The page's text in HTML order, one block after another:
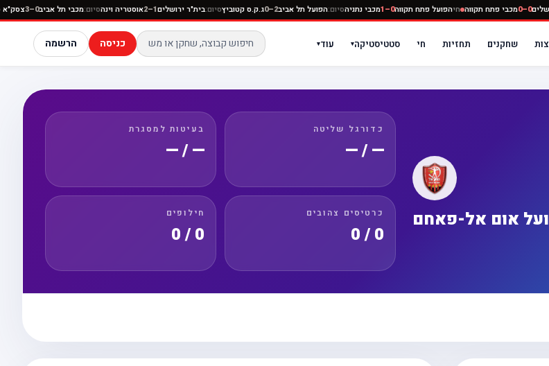
ירושלים0–0 מכבי פתח תקווה חיהפועל פתח תקווה0–1 מכבי נתניהסיום:הפועל תל אביב2–0 ג.ק.ס קטוביץסיום:בית"ר ירושלים1–2 אוסטריה וינהסיום:מכבי תל אביב0–3
שחקנים תחזיות חי סטטיסטיקה▾ עוד▾ כניסה הרשמה
אום אל-פאחם
כדורגל שליטה
— / —
בעיטות למסגרת
— / —
כרטיסים צהובים
0 / 0
חילופים
0 / 0